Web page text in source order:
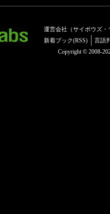
運営会社（サイボウズ・
新着ブック(RSS)
言語
Copyright © 2008-